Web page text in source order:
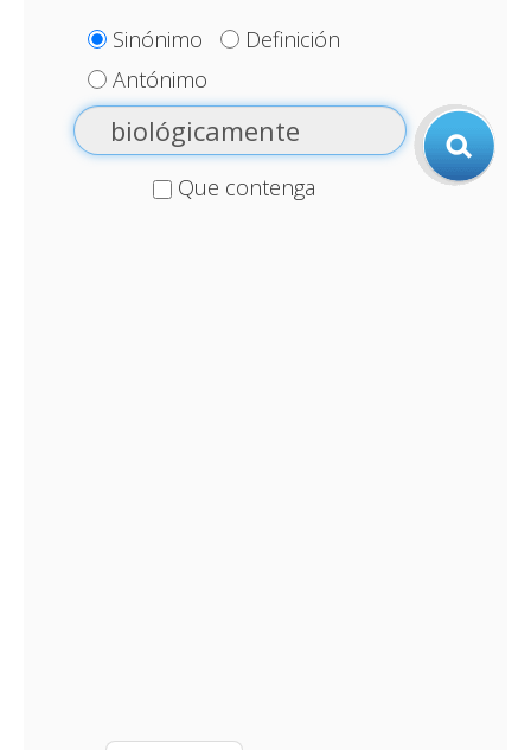
Sinónimo
Definición
Antónimo
Que contenga